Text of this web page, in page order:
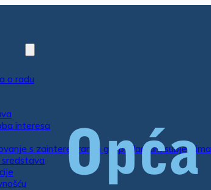
o radu
interesa
s zainteresiranim gospodarskim subjektima
sredstava